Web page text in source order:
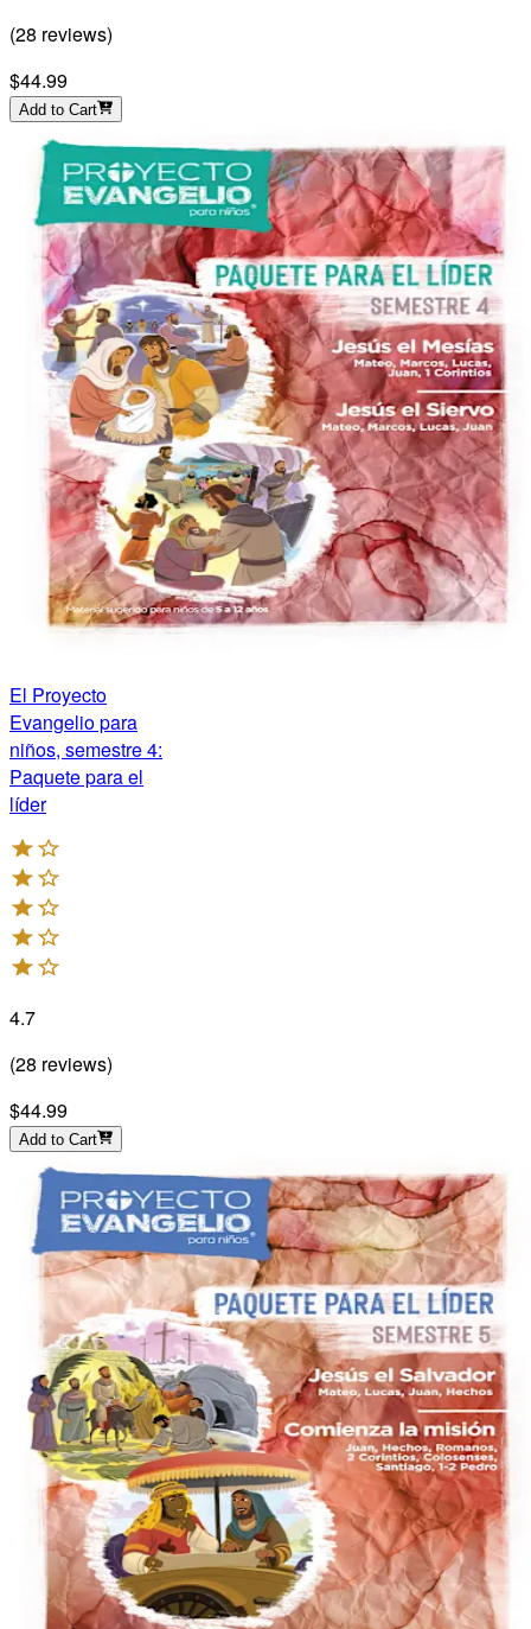
(28 reviews)
$44.99
Add to Cart
El Proyecto
Evangelio para
niños, semestre 4:
Paquete para el
líder
4.7
(28 reviews)
$44.99
Add to Cart